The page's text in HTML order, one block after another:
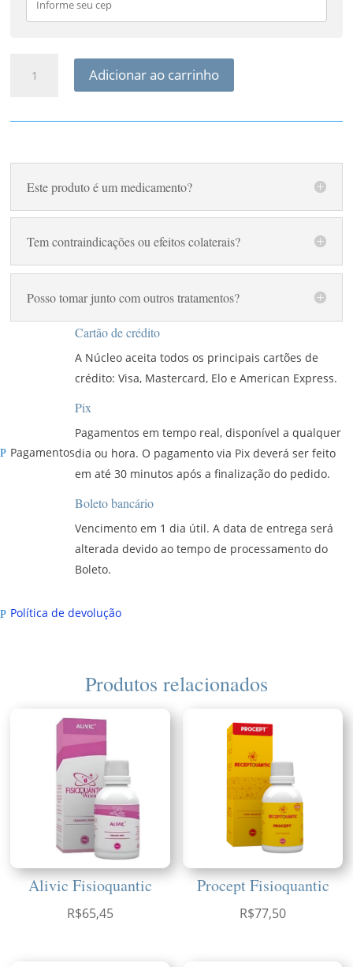
Adicionar ao carrinho
Este produto é um medicamento?
Tem contraindicações ou efeitos colaterais?
Posso tomar junto com outros tratamentos?
P Pagamentos
Cartão de crédito
A Núcleo aceita todos os principais cartões de
crédito: Visa, Mastercard, Elo e American Express.
Pix
Pagamentos em tempo real, disponível a qualquer
dia ou hora. O pagamento via Pix deverá ser feito
em até 30 minutos após a finalização do pedido.
Boleto bancário
Vencimento em 1 dia útil. A data de entrega será
alterada devido ao tempo de processamento do
Boleto.
P Política de devolução
Produtos relacionados
Alivic Fisioquantic
R$65,45
Procept Fisioquantic
R$77,50